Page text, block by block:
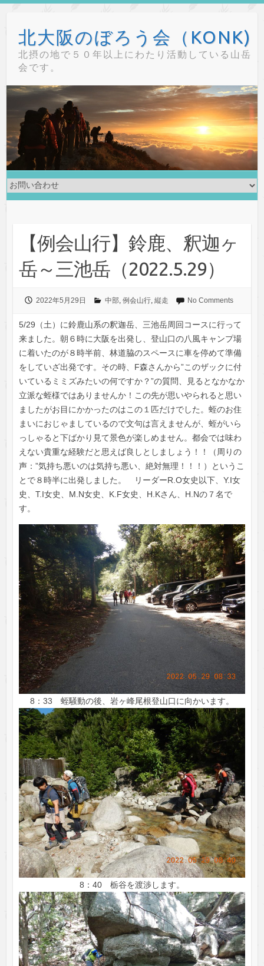
content北大阪のぼろう会（KONK)
北摂の地で５０年以上にわたり活動している山岳
会です。
【例会山行】鈴鹿、釈迦ヶ
岳～三池岳（2022.5.29）
2022年5月29日 中部, 例会山行, 縦走 No Comments
5/29（土）に鈴鹿山系の釈迦岳、三池岳周回コースに行って
来ました。朝６時に大阪を出発し、登山口の八風キャンプ場
に着いたのが８時半前、林道脇のスペースに車を停めて準備
をしていざ出発です。その時、F森さんから”このザックに付
いているミミズみたいの何ですか？”の質問、見るとなかなか
立派な蛭様ではありませんか！この先が思いやられると思い
ましたがお目にかかったのはこの１匹だけでした。蛭のお住
まいにおじゃましているので文句は言えませんが、蛭がいら
っしゃると下ばかり見て景色が楽しめません。都会では味わ
えない貴重な経験だと思えば良しとしましょう！！（周りの
声：”気持ち悪いのは気持ち悪い、絶対無理！！！）というこ
とで８時半に出発しました。 リーダーR.O女史以下、Y.I女
史、T.I女史、M.N女史、K.F女史、H.Kさん、H.Nの７名で
す。
8：33 蛭騒動の後、岩ヶ峰尾根登山口に向かいます。
8：40 栃谷を渡渉します。